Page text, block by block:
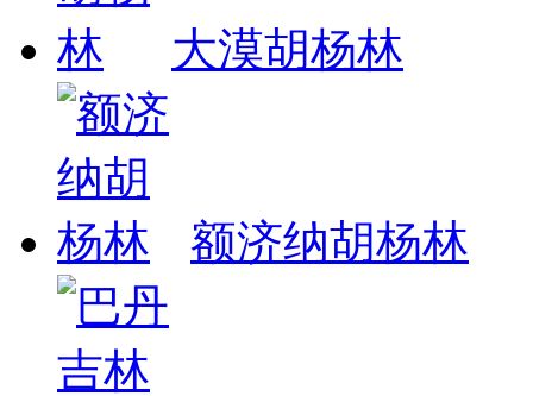
大漠胡杨林
额济纳胡杨林